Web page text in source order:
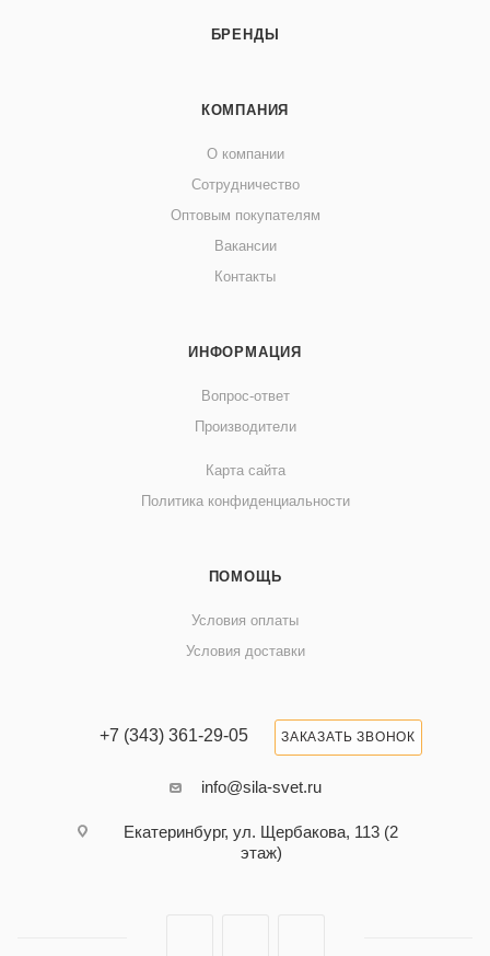
БРЕНДЫ
КОМПАНИЯ
О компании
Сотрудничество
Оптовым покупателям
Вакансии
Контакты
ИНФОРМАЦИЯ
Вопрос-ответ
Производители
Карта сайта
Политика конфиденциальности
ПОМОЩЬ
Условия оплаты
Условия доставки
+7 (343) 361-29-05 ЗАКАЗАТЬ ЗВОНОК
info@sila-svet.ru
Екатеринбург, ул. Щербакова, 113 (2
этаж)